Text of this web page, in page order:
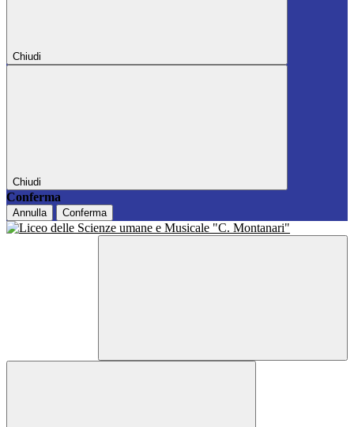
Chiudi
Chiudi
Conferma
Annulla Conferma